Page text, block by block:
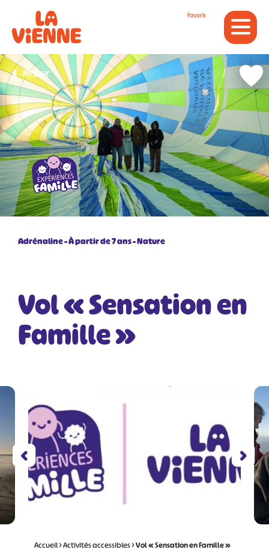
Favoris
Adrénaline À partir de 7 ans Nature
Vol « Sensation en
Famille »
Retour
Accueil>Activités accessibles>Vol « Sensation en Famille »